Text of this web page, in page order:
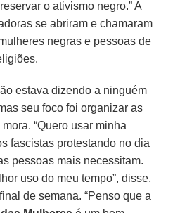
o ativismo negro.” A
se abriram e chamaram
negras e pessoas de
estava dizendo a ninguém
seu foco foi organizar as
“Quero usar minha
fascistas protestando no dia
pessoas mais necessitam.
uso do meu tempo”, disse,
de semana. “Penso que a